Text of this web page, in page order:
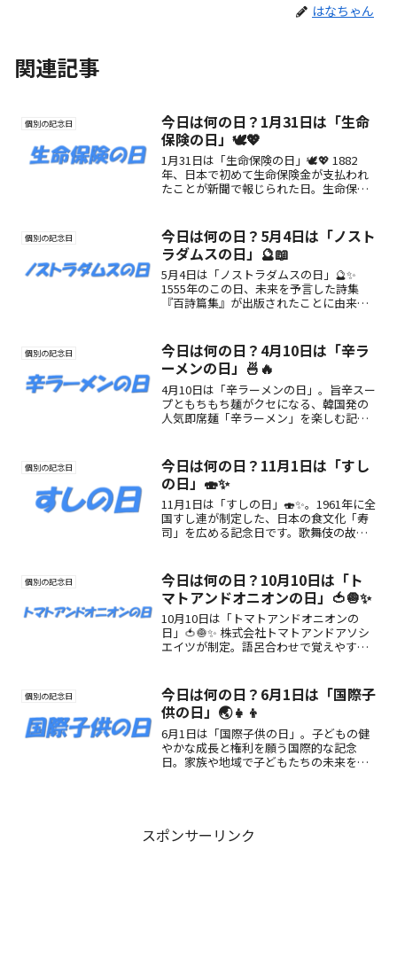
はなちゃん
関連記事
個別の記念日
今日は何の日？1月31日は「生命
保険の日」🕊️💖
1月31日は「生命保険の日」🕊️💖 1882
年、日本で初めて生命保険金が支払われ
たことが新聞で報じられた日。生命保険
個別の記念日
今日は何の日？5月4日は「ノスト
ラダムスの日」🔮📖
5月4日は「ノストラダムスの日」🔮✨
1555年のこの日、未来を予言した詩集
『百詩篇集』が出版されたことに由来す
個別の記念日
今日は何の日？4月10日は「辛ラ
ーメンの日」🍜🔥
4月10日は「辛ラーメンの日」。旨辛スー
プともちもち麺がクセになる、韓国発の
人気即席麺「辛ラーメン」を楽しむ記念
個別の記念日
今日は何の日？11月1日は「すし
の日」🍣✨
11月1日は「すしの日」🍣✨。1961年に全
国すし連が制定した、日本の食文化「寿
司」を広める記念日です。歌舞伎の故事
個別の記念日
今日は何の日？10月10日は「ト
マトアンドオニオンの日」🍅🧅✨
10月10日は「トマトアンドオニオンの
日」🍅🧅✨ 株式会社トマトアンドアソシ
エイツが制定。語呂合わせで覚えやす
個別の記念日
今日は何の日？6月1日は「国際子
供の日」🌏👧👦
6月1日は「国際子供の日」。子どもの健
やかな成長と権利を願う国際的な記念
日。家族や地域で子どもたちの未来を考
スポンサーリンク